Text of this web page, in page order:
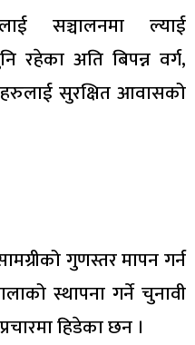
सञ्चालनमा ल्याई
रहेका अति बिपन्न वर्ग,
सुरक्षित आवासको
गुणस्तर मापन गर्न
स्थापना गर्ने चुनावी
हिडेका छन ।